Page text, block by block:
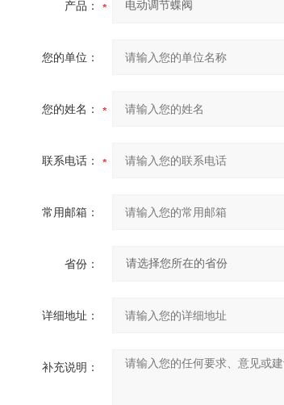
产品：
您的单位：
您的姓名：
联系电话：
常用邮箱：
省份：
详细地址：
补充说明：